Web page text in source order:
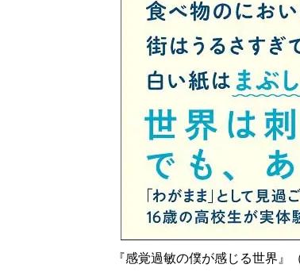
『感覚過敏の僕が感じる世界』